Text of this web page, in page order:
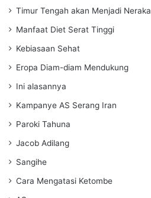
Timur Tengah akan Menjadi Neraka
Manfaat Diet Serat Tinggi
Kebiasaan Sehat
Eropa Diam-diam Mendukung
Ini alasannya
Kampanye AS Serang Iran
Paroki Tahuna
Jacob Adilang
Sangihe
Cara Mengatasi Ketombe